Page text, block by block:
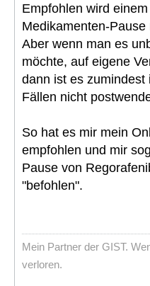
Empfohlen wird
Medikamenten-Pause
Aber wenn man es
möchte, auf eigene
dann ist es zumindest
Fällen nicht
So hat es mir mein
empfohlen und mir
Pause von
"befohlen".
Mein Partner der GIST.
verloren.